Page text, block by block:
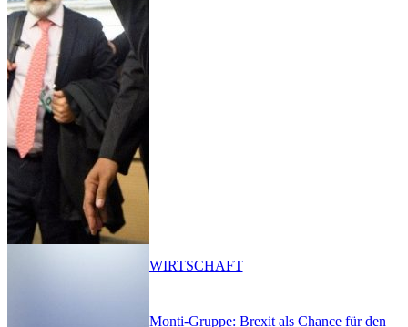
Monti-Gruppe: Brexit als Chance für den
WIRTSCHAFT